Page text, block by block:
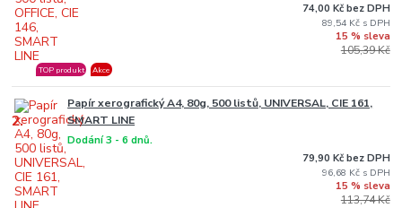
TOP produkt Akce
105,39 Kč
15 % sleva
89,54 Kč
74,00 Kč bez DPH
2.
Papír xerografický A4, 80g, 500 listů, UNIVERSAL, CIE 161,
SMART LINE
Dodání 3 - 6 dnů.
113,74 Kč
15 % sleva
96,68 Kč
79,90 Kč bez DPH